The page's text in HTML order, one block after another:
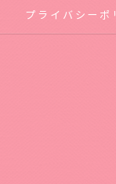
プライバシーポ